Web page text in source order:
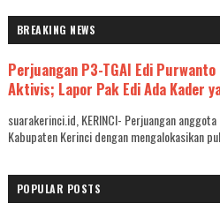
BREAKING NEWS
Perjuangan P3-TGAI Edi
Aktivis; Lapor Pak Edi Ada Kader
suarakerinci.id, KERINCI- Perjuangan
Kabupaten Kerinci dengan mengalokasikan
POPULAR POSTS